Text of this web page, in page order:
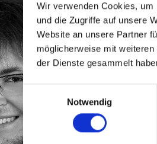
Wir verwenden Cookies,
und die Zugriffe auf unsere
Website an unsere Partner
möglicherweise mit
der Dienste gesammelt
Notwendig
Planen und Bauen
(HWK)
Bauphysik
im Hochbau
partner.de